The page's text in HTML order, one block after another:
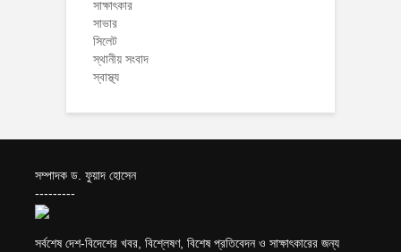
সাক্ষাৎকার
সাভার
সিলেট
স্থানীয় সংবাদ
স্বাস্থ্য
সম্পাদক ড. ফুয়াদ হোসেন
---------
সর্বশেষ দেশ-বিদেশের খবর, বিশ্লেষণ, বিশেষ প্রতিবেদন ও সাক্ষাৎকারের জন্য